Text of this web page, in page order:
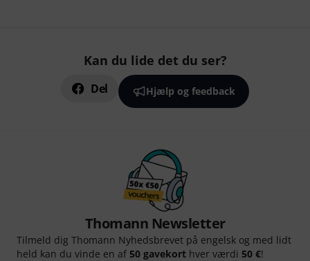
Kan du lide det du ser?
Del Hjælp og feedback
Thomann Newsletter
Tilmeld dig Thomann Nyhedsbrevet på engelsk og med lidt
held kan du vinde en af 50 gavekort hver værdi 50 €!